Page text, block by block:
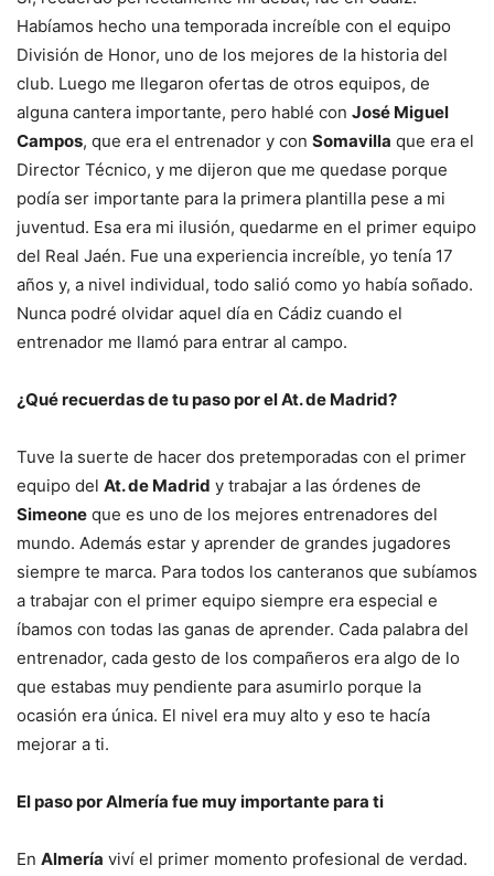
Habíamos hecho una temporada increíble con el equipo
División de Honor, uno de los mejores de la historia del
club. Luego me llegaron ofertas de otros equipos, de
alguna cantera importante, pero hablé con José Miguel
Campos, que era el entrenador y con Somavilla que era el
Director Técnico, y me dijeron que me quedase porque
podía ser importante para la primera plantilla pese a mi
juventud. Esa era mi ilusión, quedarme en el primer equipo
del Real Jaén. Fue una experiencia increíble, yo tenía 17
años y, a nivel individual, todo salió como yo había soñado.
Nunca podré olvidar aquel día en Cádiz cuando el
entrenador me llamó para entrar al campo.
¿Qué recuerdas de tu paso por el At. de Madrid?
Tuve la suerte de hacer dos pretemporadas con el primer
equipo del At. de Madrid y trabajar a las órdenes de
Simeone que es uno de los mejores entrenadores del
mundo. Además estar y aprender de grandes jugadores
siempre te marca. Para todos los canteranos que subíamos
a trabajar con el primer equipo siempre era especial e
íbamos con todas las ganas de aprender. Cada palabra del
entrenador, cada gesto de los compañeros era algo de lo
que estabas muy pendiente para asumirlo porque la
ocasión era única. El nivel era muy alto y eso te hacía
mejorar a ti.
El paso por Almería fue muy importante para ti
En Almería viví el primer momento profesional de verdad.